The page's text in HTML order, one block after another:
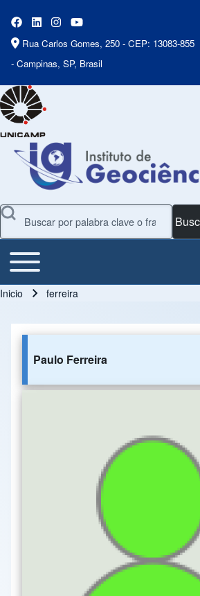
Rua Carlos Gomes, 250 - CEP: 13083-855
- Campinas, SP, Brasil
Buscar
Main Menu
Toggle main menu
Inicio ferreira
Paulo Ferreira